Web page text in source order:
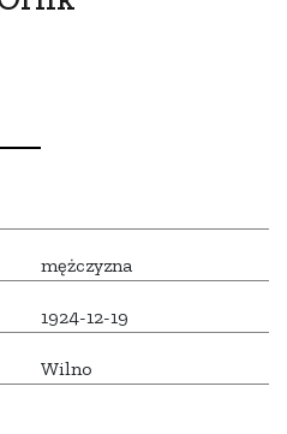
mężczyzna
1924-12-19
Wilno